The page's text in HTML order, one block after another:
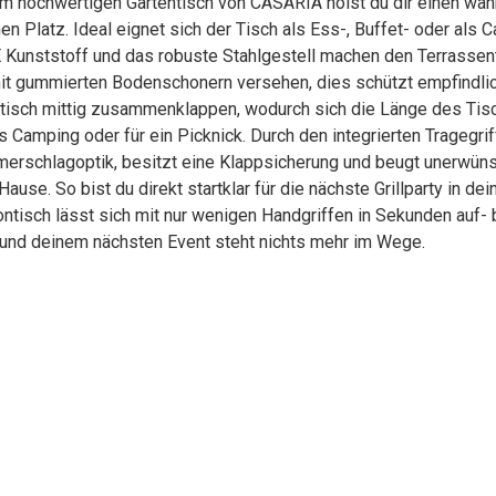
Platz. Ideal eignet sich der Tisch als Ess-, Buffet- oder als
Kunststoff und das robuste Stahlgestell machen den
gummierten Bodenschonern versehen, dies schützt
mittig zusammenklappen, wodurch sich die Länge des
oder für ein Picknick. Durch den integrierten
besitzt eine Klappsicherung und beugt
So bist du direkt startklar für die nächste Grillparty in
lässt sich mit nur wenigen Handgriffen in Sekunden
deinem nächsten Event steht nichts mehr im Wege.